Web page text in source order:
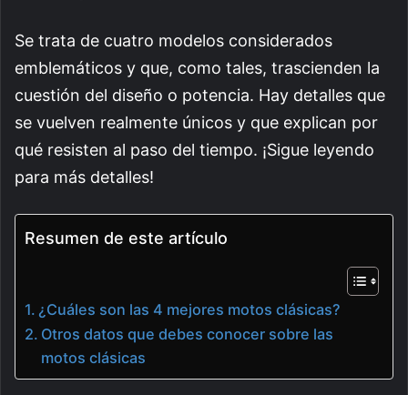
Se trata de cuatro modelos considerados
emblemáticos y que, como tales, trascienden la
cuestión del diseño o potencia. Hay detalles que
se vuelven realmente únicos y que explican por
qué resisten al paso del tiempo. ¡Sigue leyendo
para más detalles!
Resumen de este artículo
¿Cuáles son las 4 mejores motos clásicas?
Otros datos que debes conocer sobre las
motos clásicas